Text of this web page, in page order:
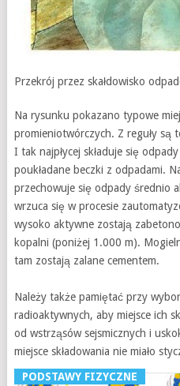
Przekrój przez skałdowisko
Na rysunku pokazano typowe
promieniotwórczych. Z reguły są
I tak najpłycej składuje się
poukładane beczki z odpadami.
przechowuje się odpady średnio
wrzuca się w procesie
wysoko aktywne zostają
kopalni (poniżej 1.000 m).
tam zostają zalane cementem.
Należy także pamiętać przy
radioaktywnych, aby miejsce ich
od wstrząsów sejsmicznych i
miejsce składowania nie miało
PODSTAWY FIZYCZNE